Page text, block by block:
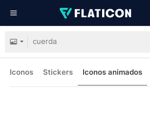
Iconos Stickers Iconos animados